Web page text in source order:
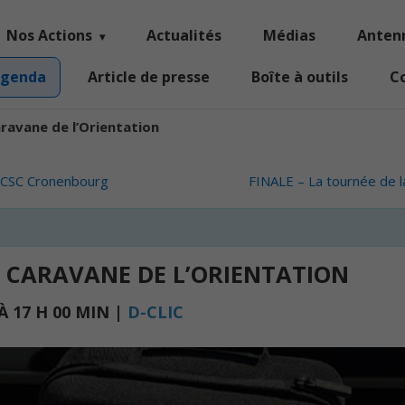
Nos Actions Actualités Médias
Article de presse Boîte à outils
de l’Orientation
Cronenbourg FINALE – La tournée
DE L’ORIENTATION
17 H 00 MIN | D-CLIC